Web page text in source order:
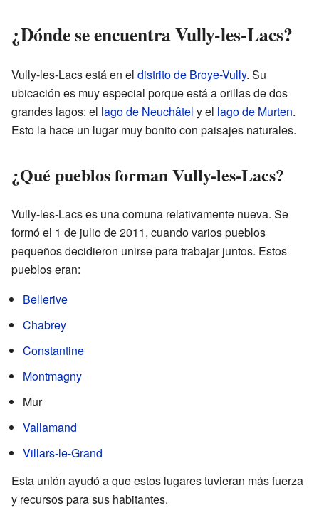
¿Dónde se encuentra Vully-les-Lacs?
Vully-les-Lacs está en el distrito de Broye-Vully. Su
ubicación es muy especial porque está a orillas de dos
grandes lagos: el lago de Neuchâtel y el lago de Murten.
Esto la hace un lugar muy bonito con paisajes naturales.
¿Qué pueblos forman Vully-les-Lacs?
Vully-les-Lacs es una comuna relativamente nueva. Se
formó el 1 de julio de 2011, cuando varios pueblos
pequeños decidieron unirse para trabajar juntos. Estos
pueblos eran:
Bellerive
Chabrey
Constantine
Montmagny
Mur
Vallamand
Villars-le-Grand
Esta unión ayudó a que estos lugares tuvieran más fuerza
y recursos para sus habitantes.